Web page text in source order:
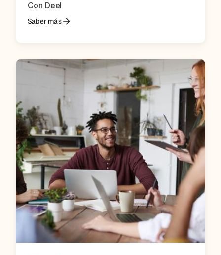
Con Deel
Saber más